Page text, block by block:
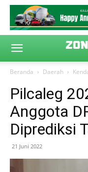
Beranda Daerah
Pilcaleg
Anggota
Diprediksi
21 Juni 2022